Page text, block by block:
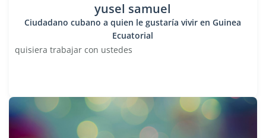
yusel samuel
Ciudadano cubano a quien le gustaría vivir en Guinea
Ecuatorial
quisiera trabajar con ustedes